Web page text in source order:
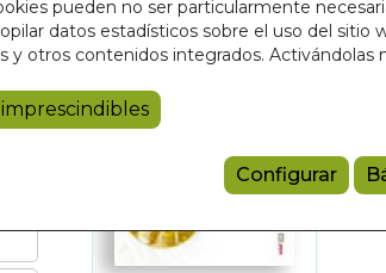
pueden no ser particularmente
datos estadísticos sobre el uso del sitio
y otros contenidos integrados.
Configurar